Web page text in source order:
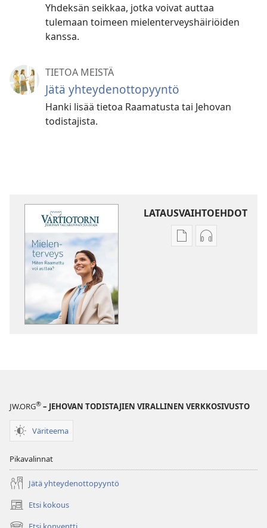
Yhdeksän seikkaa, jotka voivat auttaa
tulemaan toimeen mielenterveyshäiriöiden
kanssa.
TIETOA MEISTÄ
Jätä yhteydenottopyyntö
Hanki lisää tietoa Raamatusta tai Jehovan
todistajista.
LATAUSVAIHTOEHDOT
JulkaisujenÄänitteiden
JW.ORG® – JEHOVAN TODISTAJIEN VIRALLINEN VERKKOSIVUSTO
Väriteema
Pikavalinnat
Jätä yhteydenottopyyntö
Etsi kokous
(avaa
uuden